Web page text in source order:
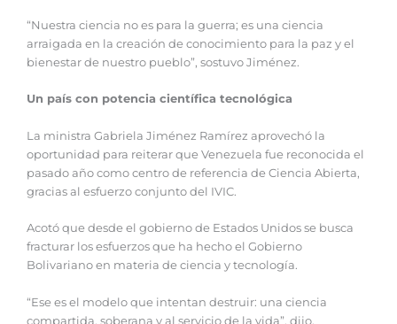
“Nuestra ciencia no es para la guerra; es una ciencia
arraigada en la creación de conocimiento para la paz y el
bienestar de nuestro pueblo”, sostuvo Jiménez.
Un país con potencia científica tecnológica
La ministra Gabriela Jiménez Ramírez aprovechó la
oportunidad para reiterar que Venezuela fue reconocida el
pasado año como centro de referencia de Ciencia Abierta,
gracias al esfuerzo conjunto del IVIC.
Acotó que desde el gobierno de Estados Unidos se busca
fracturar los esfuerzos que ha hecho el Gobierno
Bolivariano en materia de ciencia y tecnología.
“Ese es el modelo que intentan destruir: una ciencia
compartida, soberana y al servicio de la vida”, dijo.